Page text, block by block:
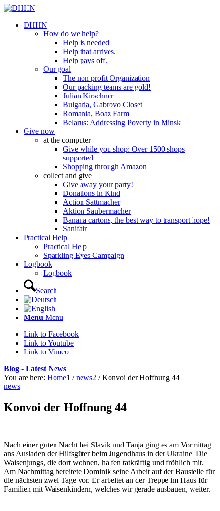
DHHN
How do we help?
Help is needed.
Help that arrives.
Help pays off.
Our goal
The non profit Organization
Our packing teams are gold!
Julian Kirschner
Bulgaria, Gabrovo Closet
Romania, Boaz Farm
Belarus: Addressing Poverty in Minsk
Give now
at the computer
Give while you shop: Over 1500 shops
supported
Shopping through Amazon
collect and give
Give away your party!
Donations in Kind
Action Sattmacher
Aktion Saubermacher
Banana cartons, the best way to transport hope!
Sanifair
Practical Help
Practical Help
Sparkling Eyes Campaign
Logbook
Logbook
Search
Menu Menu
Link to Facebook
Link to Youtube
Link to Vimeo
Blog - Latest News
You are here: Home1 / news2 / Konvoi der Hoffnung 44
news
Konvoi der Hoffnung 44
Nach einer guten Nacht bei Slavik und Tanja ging es am Vormittag
ans Ausladen der Hilfsgüter beim Jugendhaus in der Ukraine. Die
Waisenjungs, die dort wohnen, halfen tatkräftig und fröhlich mit.
Am Nachmittag bereitete Dominik seine Arbeit auf der Baustelle für
die nächsten zwei Tage vor. Er arbeitet an der Treppe im Haus für
Familien mit Waisenkindern, welches wir gerade ausbauen, weiter.